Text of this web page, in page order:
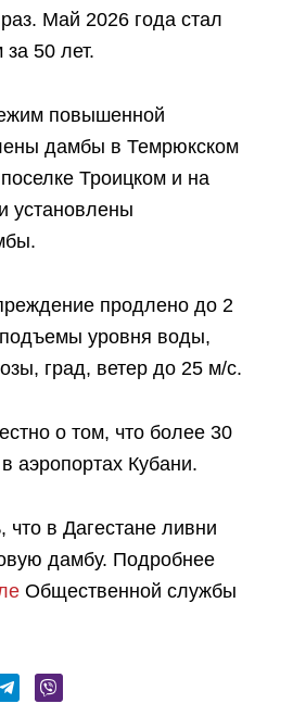
Май 2026 года стал
50 лет.
повышенной
дамбы в Темрюкском
Троицком и на
установлены
продлено до 2
уровня воды,
град, ветер до 25 м/с.
о том, что более 30
в аэропортах Кубани.
в Дагестане ливни
дамбу. Подробнее
Общественной службы